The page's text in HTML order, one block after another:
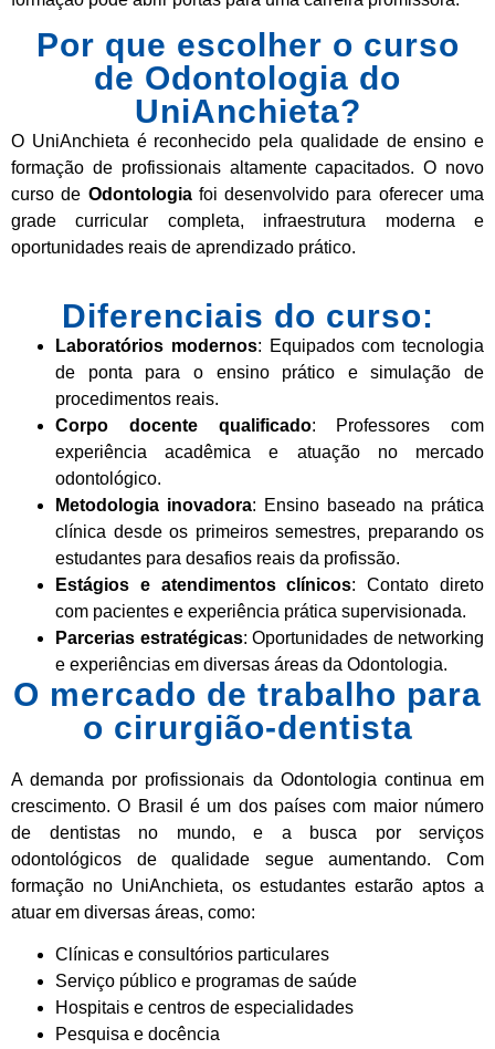
Por que escolher o curso
de Odontologia do
UniAnchieta?
O UniAnchieta é reconhecido pela qualidade de ensino e
formação de profissionais altamente capacitados. O novo
curso de Odontologiafoi desenvolvido para oferecer uma
grade curricular completa, infraestrutura moderna e
oportunidades reais de aprendizado prático.
Diferenciais do curso:
Laboratórios modernos: Equipados com tecnologia
de ponta para o ensino prático e simulação de
procedimentos reais.
Corpo docente qualificado: Professores com
experiência acadêmica e atuação no mercado
odontológico.
Metodologia inovadora: Ensino baseado na prática
clínica desde os primeiros semestres, preparando os
estudantes para desafios reais da profissão.
Estágios e atendimentos clínicos: Contato direto
com pacientes e experiência prática supervisionada.
Parcerias estratégicas: Oportunidades de networking
e experiências em diversas áreas da Odontologia.
O mercado de trabalho para
o cirurgião-dentista
A demanda por profissionais da Odontologia continua em
crescimento. O Brasil é um dos países com maior número
de dentistas no mundo, e a busca por serviços
odontológicos de qualidade segue aumentando. Com
formação no UniAnchieta, os estudantes estarão aptos a
atuar em diversas áreas, como:
Clínicas e consultórios particulares
Serviço público e programas de saúde
Hospitais e centros de especialidades
Pesquisa e docência